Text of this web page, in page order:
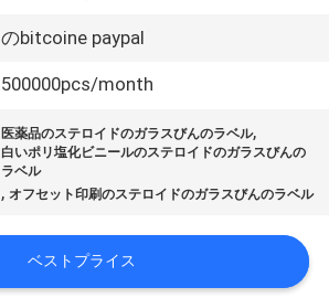
のbitcoine paypal
500000pcs/month
医薬品のステロイドのガラスびんのラベル,
白いポリ塩化ビニールのステロイドのガラスびんの
ラベル
, オフセット印刷のステロイドのガラスびんのラベル
ベストプライス